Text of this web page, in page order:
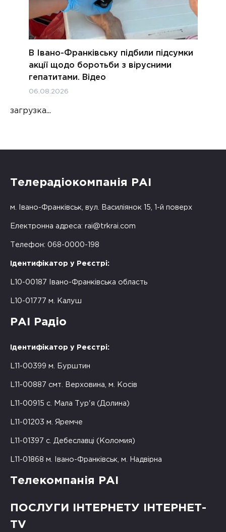
В Івано-Франківську підбили підсумки
акції щодо боротьби з вірусними
гепатитами. Відео
06.08.2026
загрузка...
Телерадіокомпанія РАІ
м. Івано-Франківськ, вул. Василіянок 15, 1-й поверх
Електронна адреса: rai@trkrai.com
Телефон: 068-0000-198
Ідентифікатор у Реєстрі:
L10-00187 Івано-Франківська область
L10-01777 м. Калуш
РАІ Радіо
Ідентифікатор у Реєстрі:
L11-00399 м. Бурштин
L11-00887 смт. Верховина, м. Косів
L11-00915 с. Мала Тур'я (Долина)
L11-01203 м. Яремче
L11-01397 с. Дебеславці (Коломия)
L11-01868 м. Івано-Франківськ, м. Надвірна
Телекомпанія РАІ
ПОСЛУГИ ІНТЕРНЕТУ ІНТЕРНЕТ-
TV